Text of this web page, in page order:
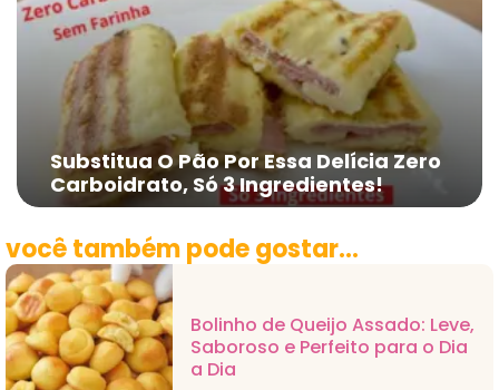
Substitua O Pão Por Essa Delícia Zero
Carboidrato, Só 3 Ingredientes!
você também pode gostar...
Bolinho de Queijo Assado: Leve,
Saboroso e Perfeito para o Dia
a Dia